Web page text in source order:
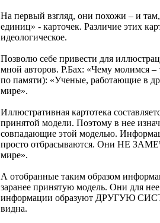
На первый взгляд, они похожи – и
единиц» - карточек. Различие этих
идеологическое.
Позволю себе привести для
мной авторов. Р.Бах: «Чему молимся
по памяти): «Ученые, работающие в
мире».
Иллюстративная картотека
принятой модели. Поэтому в нее
совпадающие этой моделью.
просто отбрасываются. Они НЕ
мире».
А отобранные таким образом
заранее принятую модель. Они для
информации образуют ДРУГУЮ
видна.